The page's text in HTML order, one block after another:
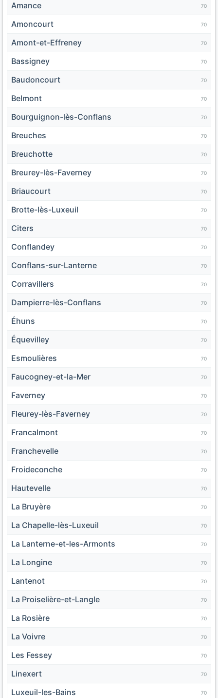
Amance 70
Amoncourt 70
Amont-et-Effreney 70
Bassigney 70
Baudoncourt 70
Belmont 70
Bourguignon-lès-Conflans 70
Breuches 70
Breuchotte 70
Breurey-lès-Faverney 70
Briaucourt 70
Brotte-lès-Luxeuil 70
Citers 70
Conflandey 70
Conflans-sur-Lanterne 70
Corravillers 70
Dampierre-lès-Conflans 70
Éhuns 70
Équevilley 70
Esmoulières 70
Faucogney-et-la-Mer 70
Faverney 70
Fleurey-lès-Faverney 70
Francalmont 70
Franchevelle 70
Froideconche 70
Hautevelle 70
La Bruyère 70
La Chapelle-lès-Luxeuil 70
La Lanterne-et-les-Armonts 70
La Longine 70
Lantenot 70
La Proiselière-et-Langle 70
La Rosière 70
La Voivre 70
Les Fessey 70
Linexert 70
Luxeuil-les-Bains 70